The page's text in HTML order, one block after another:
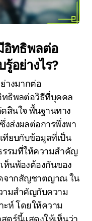
อิทธิพลต่อ
อย่างไร?
างมากต่อ
ธิพลต่อวิธีที่บุคคล
สินใจ พื้นฐานทาง
ส่งผลต่อการพึ่งพา
ทียบกับข้อมูลที่เป็น
รรมที่ให้ความสำคัญ
ห็นพ้องต้องกันของ
จากสัญชาตญาณ ใน
ามสำคัญกับความ
ะห์ โดยให้ความ
ตร์นี้แสดงให้เห็นว่า